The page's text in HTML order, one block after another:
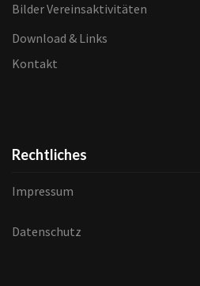
Bilder Vereinsaktivitäten
Download & Links
Kontakt
Rechtliches
Impressum
Datenschutz